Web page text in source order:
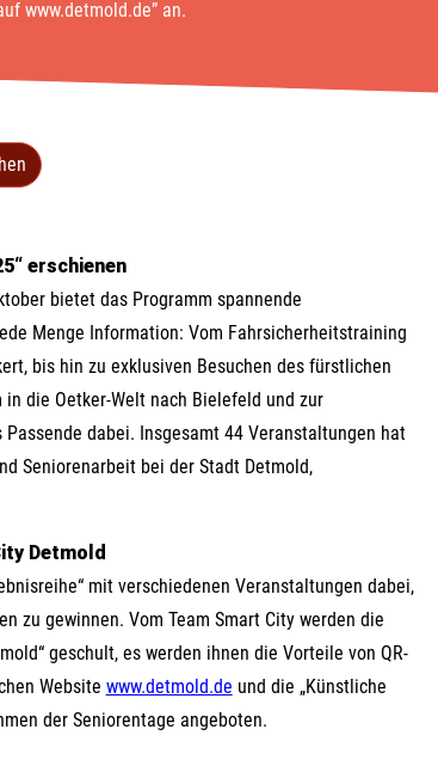
www.detmold.de” an.
erschienen
bietet das Programm spannende
Menge Information: Vom Fahrsicherheitstraining
bis hin zu exklusiven Besuchen des fürstlichen
die Oetker-Welt nach Bielefeld und zur
dabei. Insgesamt 44 Veranstaltungen hat
Seniorenarbeit bei der Stadt Detmold,
Detmold
mit verschiedenen Veranstaltungen dabei,
zu gewinnen. Vom Team Smart City werden die
geschult, es werden ihnen die Vorteile von QR-
Website www.detmold.de und die „Künstliche
der Seniorentage angeboten.